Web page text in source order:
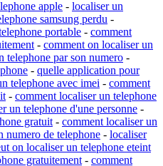
apple - localiser un
samsung perdu -
portable - comment
- comment on localiser un
telephone par son numero -
- quelle application pour
telephone avec imei - comment
- comment localiser un telephone
un telephone d'une personne -
gratuit - comment localiser un
numero de telephone - localiser
on localiser un telephone eteint
gratuitement - comment